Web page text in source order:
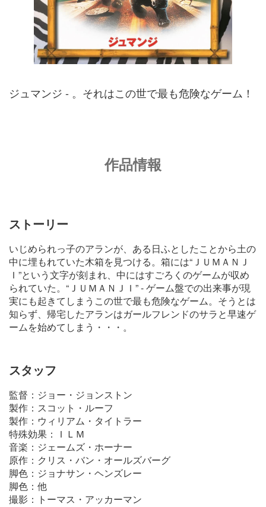
ジュマンジ - 。それはこの世で最も危険なゲーム！
作品情報
ストーリー
いじめられっ子のアランが、ある日ふとしたことから土の
中に埋もれていた木箱を見つける。箱には“ＪＵＭＡＮＪ
Ｉ”という文字が刻まれ、中にはすごろくのゲームが収め
られていた。“ＪＵＭＡＮＪＩ” - ゲーム盤での出来事が現
実にも起きてしまうこの世で最も危険なゲーム。そうとは
知らず、帰宅したアランはガールフレンドのサラと早速ゲ
ームを始めてしまう・・・。
スタッフ
監督：ジョー・ジョンストン
製作：スコット・ルーフ
製作：ウィリアム・タイトラー
特殊効果：ＩＬＭ
音楽：ジェームズ・ホーナー
原作：クリス・バン・オールズバーグ
脚色：ジョナサン・ヘンズレー
脚色：他
撮影：トーマス・アッカーマン